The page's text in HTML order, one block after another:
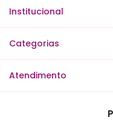
Institucional
Categorias
Atendimento